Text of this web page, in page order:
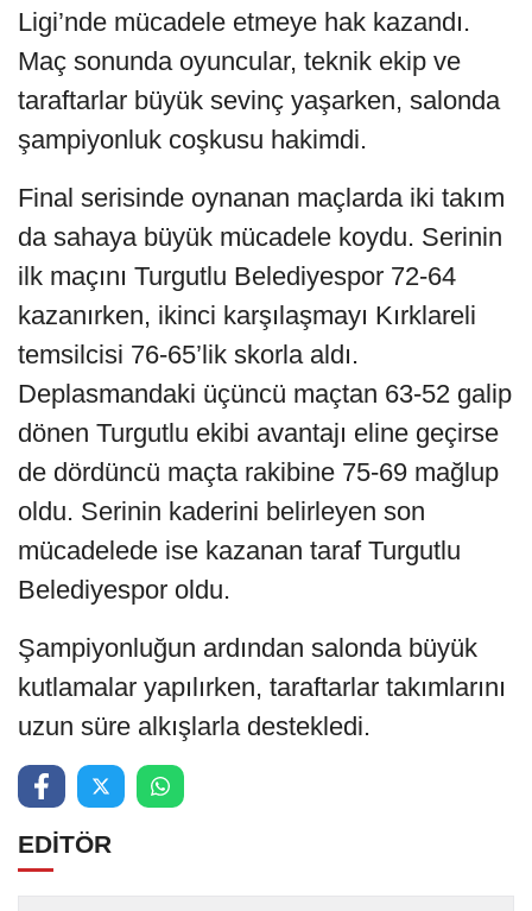
Ligi’nde mücadele etmeye hak kazandı.
Maç sonunda oyuncular, teknik ekip ve
taraftarlar büyük sevinç yaşarken, salonda
şampiyonluk coşkusu hakimdi.
Final serisinde oynanan maçlarda iki takım
da sahaya büyük mücadele koydu. Serinin
ilk maçını Turgutlu Belediyespor 72-64
kazanırken, ikinci karşılaşmayı Kırklareli
temsilcisi 76-65’lik skorla aldı.
Deplasmandaki üçüncü maçtan 63-52 galip
dönen Turgutlu ekibi avantajı eline geçirse
de dördüncü maçta rakibine 75-69 mağlup
oldu. Serinin kaderini belirleyen son
mücadelede ise kazanan taraf Turgutlu
Belediyespor oldu.
Şampiyonluğun ardından salonda büyük
kutlamalar yapılırken, taraftarlar takımlarını
uzun süre alkışlarla destekledi.
EDİTÖR